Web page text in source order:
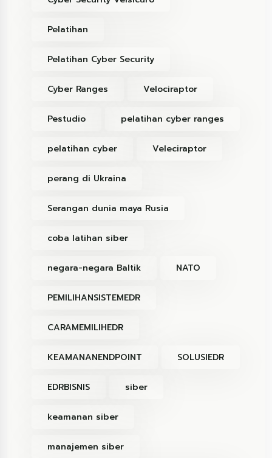
Pelatihan
Pelatihan Cyber Security
Cyber Ranges Velociraptor
Pestudio pelatihan cyber ranges
pelatihan cyber Veleciraptor
perang di Ukraina
Serangan dunia maya Rusia
coba latihan siber
negara-negara Baltik NATO
PEMILIHANSISTEMEDR
CARAMEMILIHEDR
KEAMANANENDPOINT SOLUSIEDR
EDRBISNIS siber
keamanan siber
manajemen siber